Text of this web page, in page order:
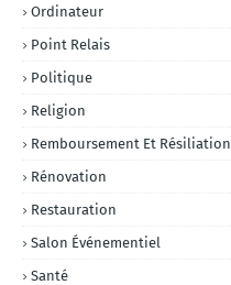
Ordinateur
Point Relais
Politique
Religion
Remboursement Et Résiliation
Rénovation
Restauration
Salon Événementiel
Santé